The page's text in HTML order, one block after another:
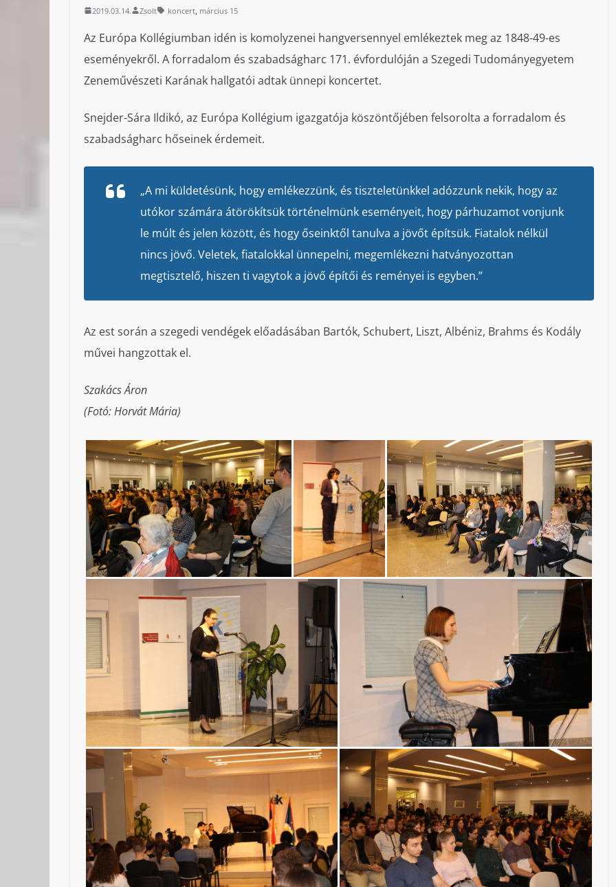
2019.03.14. Zsolt koncert, március 15
Az Európa Kollégiumban idén is komolyzenei hangversennyel emlékeztek meg az 1848-49-es
eseményekről. A forradalom és szabadságharc 171. évfordulóján a Szegedi Tudományegyetem
Zeneművészeti Karának hallgatói adtak ünnepi koncertet.
Snejder-Sára Ildikó, az Európa Kollégium igazgatója köszöntőjében felsorolta a forradalom és
szabadságharc hőseinek érdemeit.
„A mi küldetésünk, hogy emlékezzünk, és tiszteletünkkel adózzunk nekik, hogy az
utókor számára átörökítsük történelmünk eseményeit, hogy párhuzamot vonjunk
le múlt és jelen között, és hogy őseinktől tanulva a jövőt építsük. Fiatalok nélkül
nincs jövő. Veletek, fiatalokkal ünnepelni, megemlékezni hatványozottan
megtisztelő, hiszen ti vagytok a jövő építői és reményei is egyben.”
Az est során a szegedi vendégek előadásában Bartók, Schubert, Liszt, Albéniz, Brahms és Kodály
művei hangzottak el.
Szakács Áron
(Fotó: Horvát Mária)